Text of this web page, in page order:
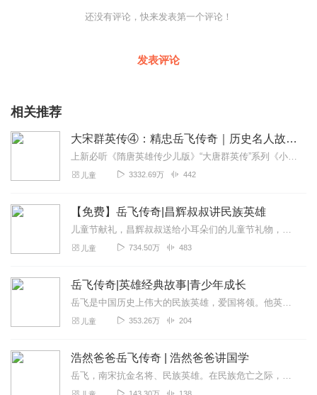
还没有评论，快来发表第一个评论！
发表评论
相关推荐
大宋群英传④：精忠岳飞传奇｜历史名人故事｜英雄演义
上新必听《隋唐英雄传少儿版》“大唐群英传”系列《小神仙大侦探|狄仁杰探案传奇番外》《狄仁杰探案传奇之四海风云》《狄仁杰探案传奇之长安风云》《大唐群英传之狄仁...
儿童 3332.69万 442
【免费】岳飞传奇|昌辉叔叔讲民族英雄
儿童节献礼，昌辉叔叔送给小耳朵们的儿童节礼物，免费专辑《岳飞传奇》！昌辉叔叔改编播讲，民族英雄岳飞的传奇故事！现改现录现发，更新时间和数量无法稳定，免费收听，只...
儿童 734.50万 483
岳飞传奇|英雄经典故事|青少年成长
岳飞是中国历史上伟大的民族英雄，爱国将领。他英勇抗敌，精忠报国的事迹一直被人们所传颂。今天我们讲的这个故事是从岳飞出生开始，直到在风波亭遇害的传奇人生。
儿童 353.26万 204
浩然爸爸岳飞传奇 | 浩然爸爸讲国学
岳飞，南宋抗金名将、民族英雄。在民族危亡之际，他一身赤胆，金戈铁马，率领岳家军抵御金兵侵略，屡战屡胜，留下“撼山易，撼岳家军难”的不朽美名，以轰轰烈烈的爱国豪情...